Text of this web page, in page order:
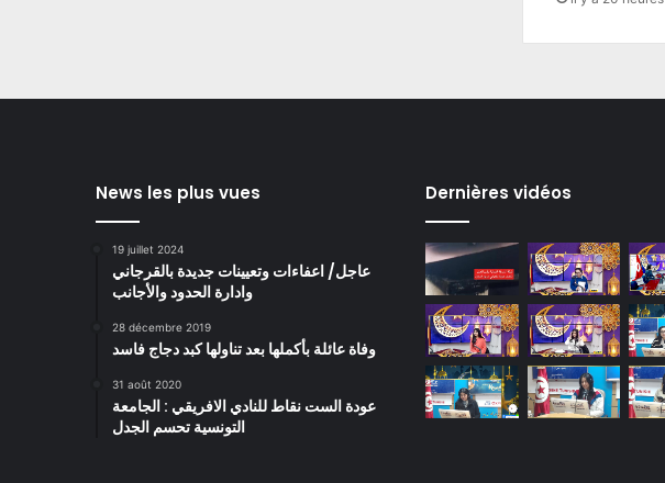
News les plus vues
19 juillet 2024
عاجل/ اعفاءات وتعيينات جديدة بالقرجاني
وادارة الحدود والأجانب
28 décembre 2019
وفاة عائلة بأكملها بعد تناولها كبد دجاج فاسد
31 août 2020
عودة الست نقاط للنادي الافريقي : الجامعة
التونسية تحسم الجدل
Dernières vidéos